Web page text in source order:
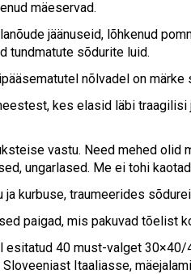
mäeservad.
jäänuseid, lõhkenud
tundmatute sõdurite luid.
nõlvadel on märke
kes elasid läbi
vastu. Need mehed olid
ungarlased. Me ei tohi
kurbuse, traumeerides
paigad, mis pakuvad tõelist
esitatud 40 must-valget
Itaaliasse,